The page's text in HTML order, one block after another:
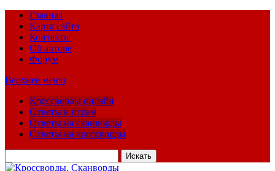
Главная
Карта сайта
Контакты
Об авторе
Форум
Верхнее меню
Кроссворды онлайн
Ответы к играм
Ответы на сканворды
Ответы на кроссворды
для: